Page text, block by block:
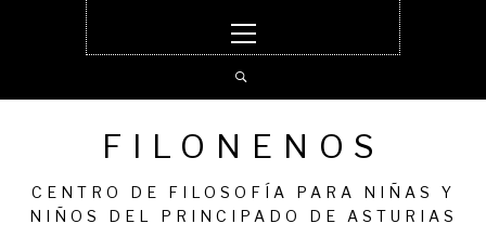
principal
FILONENOS
CENTRO DE FILOSOFÍA PARA NIÑAS Y
NIÑOS DEL PRINCIPADO DE ASTURIAS